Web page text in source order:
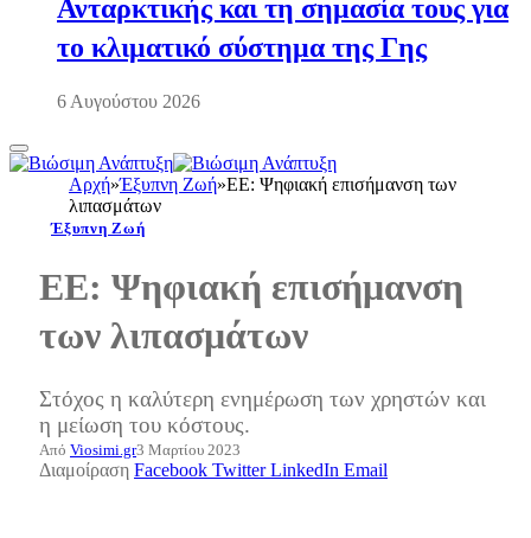
Ανταρκτικής και τη σημασία τους για
το κλιματικό σύστημα της Γης
6 Αυγούστου 2026
Αρχή»Έξυπνη Ζωή»EE: Ψηφιακή επισήμανση των
λιπασμάτων
Έξυπνη Ζωή
EE: Ψηφιακή επισήμανση
των λιπασμάτων
Στόχος η καλύτερη ενημέρωση των χρηστών και
η μείωση του κόστους.
Από Viosimi.gr3 Μαρτίου 2023
Διαμοίραση Facebook Twitter LinkedIn Email